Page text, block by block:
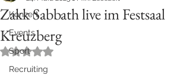
Konzert
Events
Sport
Recruiting
Zakk Sabbath live im Festsaal
Kreuzberg
Mit NaN von 5 Sternen bewertet.